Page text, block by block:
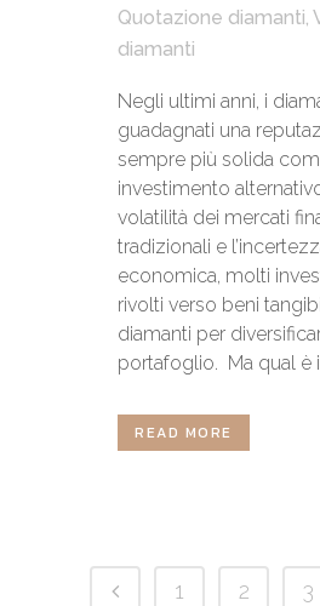
Quotazione diamanti,
diamanti
Negli ultimi anni, i
guadagnati una
sempre più solida
investimento
volatilità dei mercati
tradizionali e
economica, molti
rivolti verso beni
diamanti per
portafoglio. Ma qual è
READ MORE
1 2 3